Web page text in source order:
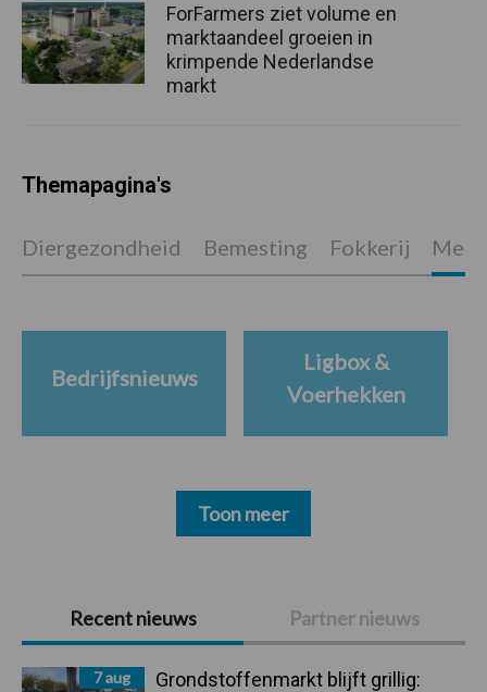
Primaire
Sidebar
Recent nieuws Partner nieuws
7 aug
Grondstoffenmarkt blijft grillig:
ForFarmers ziet volume en
marktaandeel groeien in
krimpende Nederlandse
markt
Themapagina's
Diergezondheid Bemesting Fokkerij
Bedrijfsnieuws
Ligbox &
Voerhekken
Toon meer